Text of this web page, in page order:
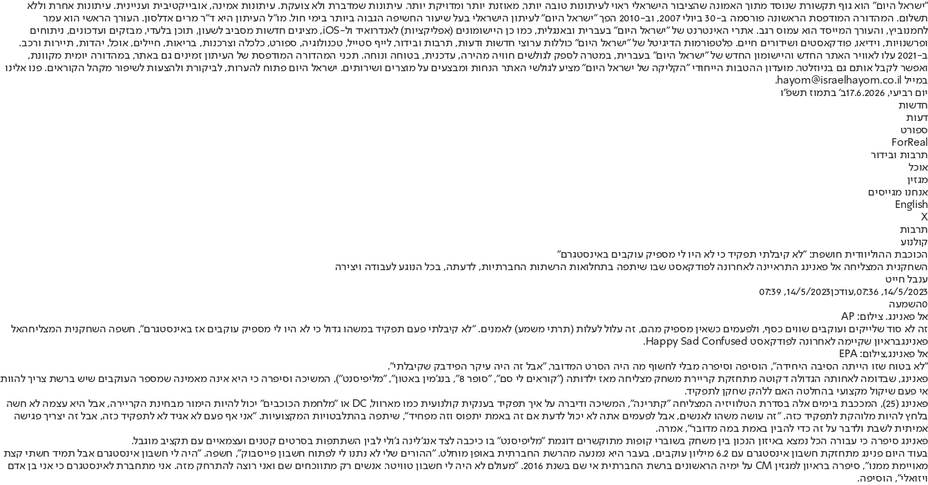
"ישראל היום" הוא גוף תקשורת שנוסד מתוך האמונה שהציבור הישראלי ראוי לעיתונות טובה יותר, מאוזנת יותר ומדויקת יותר. עיתונות שמדברת ולא צועקת. עיתונות אמינה, אובייקטיבית ועניינית. עיתונות אחרת וללא
תשלום. המהדורה המודפסת הראשונה פורסמה ב-30 ביולי 2007, וב-2010 הפך "ישראל היום" לעיתון הישראלי בעל שיעור החשיפה הגבוה ביותר בימי חול. מו"ל העיתון היא ד"ר מרים אדלסון. העורך הראשי הוא עמר
לחמנוביץ, והעורך המייסד הוא עמוס רגב. אתרי האינטרנט של "ישראל היום" בעברית ובאנגלית, כמו כן היישומונים (אפליקציות) לאנדרואיד ול-iOS, מציגים חדשות מסביב לשעון, תוכן בלעדי, מבזקים ועדכונים, ניתוחים
ופרשנויות, וידיאו, פודקאסטים ושידורים חיים. פלטפורמות הדיגיטל של "ישראל היום" כוללות ערוצי חדשות ודעות, תרבות ובידור, לייף סטייל, טכנולוגיה, ספורט, כלכלה וצרכנות, בריאות, חיילים, אוכל, יהדות, תיירות ורכב.
ב-2021 עלו לאוויר האתר החדש והיישומון החדש של "ישראל היום" בעברית, במטרה לספק לגולשים חוויה מהירה, עדכנית, בטוחה ונוחה. תכני המהדורה המודפסת של העיתון זמינים גם באתר, במהדורה יומית מקוונת,
ואפשר לקבל אותם גם בניוזלטר. מועדון ההטבות הייחודי "הקליקה של ישראל היום" מציע לגולשי האתר הנחות ומבצעים על מוצרים ושירותים. ישראל היום פתוח להערות, לביקורת ולהצעות לשיפור מקהל הקוראים. פנו אלינו
במייל hayom@israelhayom.co.il.
יום רביעי, 17.6.2026
ב' בתמוז תשפ"ו
חדשות
דעות
ספורט
ForReal
תרבות ובידור
אוכל
מגזין
אנחנו מגייסים
English
X
תרבות
קולנוע
הכוכבת ההוליוודית חושפת: "לא קיבלתי תפקיד כי לא היו לי מספיק עוקבים באינסטגרם"
השחקנית המצליחה אל פאנינג התראיינה לאחרונה לפודקאסט שבו שיתפה בתחלואות הרשתות החברתיות, לדעתה, בכל הנוגע לעבודה ויצירה
ענבל חייט
14/5/2023, 07:36
,עודכן14/5/2023, 07:39
0השמעה
אל פאנינג. צילום: AP
זה לא סוד שלייקים ועוקבים שווים כסף, ולפעמים כשאין מספיק מהם, זה עלול לעלות (תרתי משמע) לאמנים. "לא קיבלתי פעם תפקיד במשהו גדול כי לא היו לי מספיק עוקבים אז באינסטגרם", חשפה השחקנית המצליחהאל
פאנינגבראיון שקיימה לאחרונה לפודקאסט Happy Sad Confused.
אל פאנינג,צילום: EPA
"לא בטוח שזו הייתה הסיבה היחידה", הוסיפה וסיפרה מבלי לחשוף מה היה הסרט המדובר, "אבל זה היה עיקר הפידבק שקיבלתי".
פאנינג, שבדומה לאחותה הגדולה דקוטה מתחזקת קריירת משחק מצליחה מאז ילדותה ("קוראים לי סם", "סופר 8", בנג'מין באטון", "מליפיסנט"), המשיכה וסיפרה כי היא אינה מאמינה שמספר העוקבים שיש ברשת צריך להוות
אי פעם שיקול מקצועי בהחלטה האם ללהק שחקן לתפקיד.
פאנינג (25), המככבת בימים אלה בסדרת הטלוויזיה המצליחה "קתרינה", המשיכה ודיברה על איך תפקיד בענקית קולנועית כמו מארוול, DC או "מלחמת הכוכבים" יכול להיות הימור מבחינת הקריירה, אבל היא עצמה לא חשה
בלחץ להיות מלוהקת לתפקיד כזה. "זה עושה משהו לאנשים, אבל לפעמים אתה לא יכול לדעת אם זה באמת יתפוס וזה מפחיד", שיתפה בהתלבטויות המקצועיות. "אני אף פעם לא אגיד לא לתפקיד כזה, אבל זה יצריך פגישה
אמיתית לשבת ולדבר על זה כדי להבין באמת במה מדובר", אמרה.
פאנינג סיפרה כי עבורה הכל נמצא באיזון הנכון בין משחק בשוברי קופות מתוקשרים דוגמת "מליפיסנט" בו כיכבה לצד אנג'לינה ג'ולי לבין השתתפות בסרטים קטנים ועצמאיים עם תקציב מוגבל.
בעוד היום פנינג מתחזקת חשבון אינסטגרם עם 6.2 מיליון עוקבים, בעבר היא נמנעה מהרשת החברתית באופן מוחלט. "ההורים שלי לא נתנו לי לפתוח חשבון פייסבוק", חשפה. "היה לי חשבון אינסטגרם אבל תמיד חשתי קצת
מאויימת ממנו", סיפרה בראיון למגזין CM על ימיה הראשונים ברשת החברתית אי שם בשנת 2016. "מעולם לא היה לי חשבון טוויטר. אנשים רק מתווכחים שם ואני רוצה להתרחק מזה. אני מתחברת לאינסטגרם כי אני בן אדם
ויזואלי", הוסיפה.